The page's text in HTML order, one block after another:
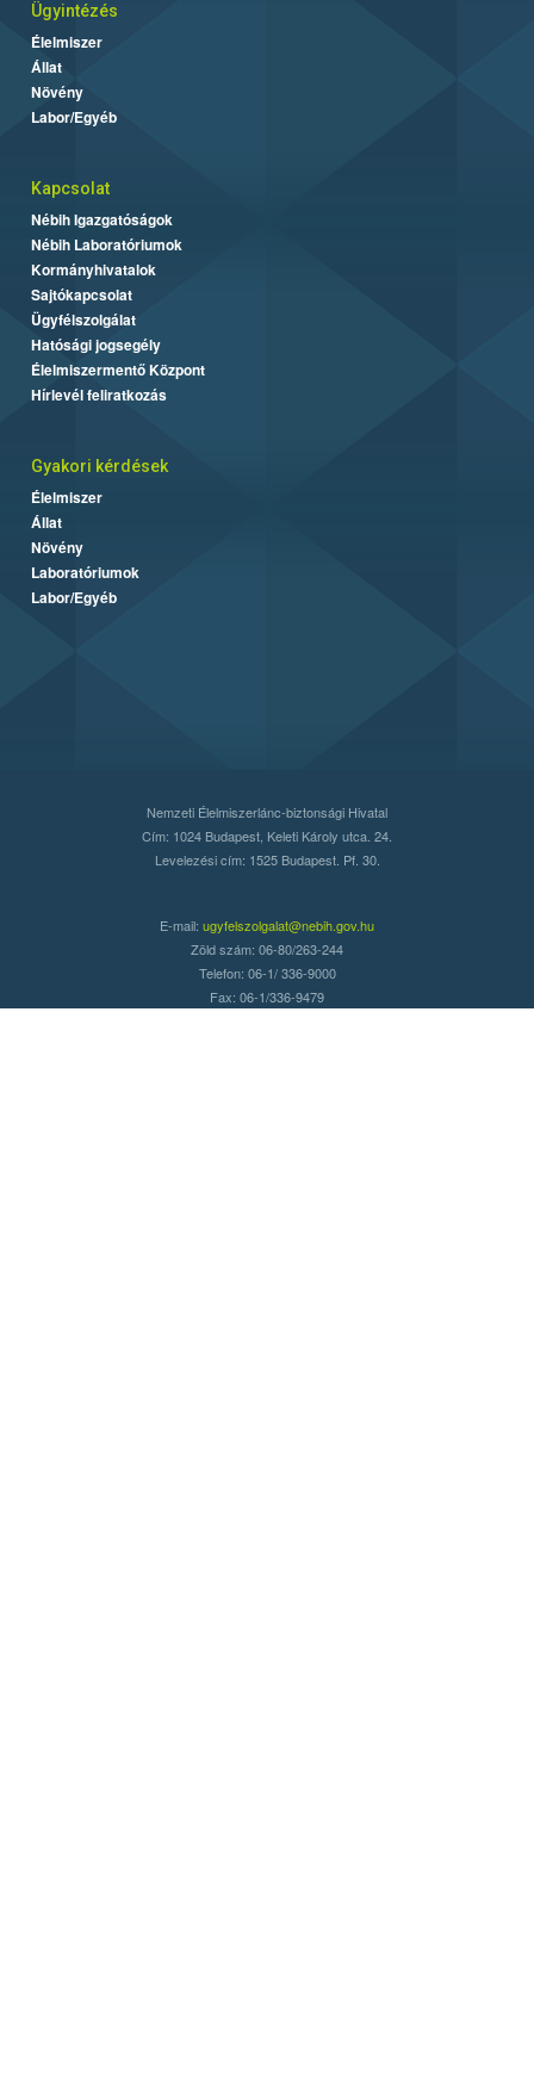
Ügyintézés
Élelmiszer
Állat
Növény
Labor/Egyéb
Kapcsolat
Nébih Igazgatóságok
Nébih Laboratóriumok
Kormányhivatalok
Sajtókapcsolat
Ügyfélszolgálat
Hatósági jogsegély
Élelmiszermentő Központ
Hírlevél feliratkozás
Gyakori kérdések
Élelmiszer
Állat
Növény
Laboratóriumok
Labor/Egyéb
Nemzeti Élelmiszerlánc-biztonsági Hivatal
Cím: 1024 Budapest, Keleti Károly utca. 24.
Levelezési cím: 1525 Budapest. Pf. 30.
E-mail: ugyfelszolgalat@nebih.gov.hu
Zöld szám: 06-80/263-244
Telefon: 06-1/ 336-9000
Fax: 06-1/336-9479